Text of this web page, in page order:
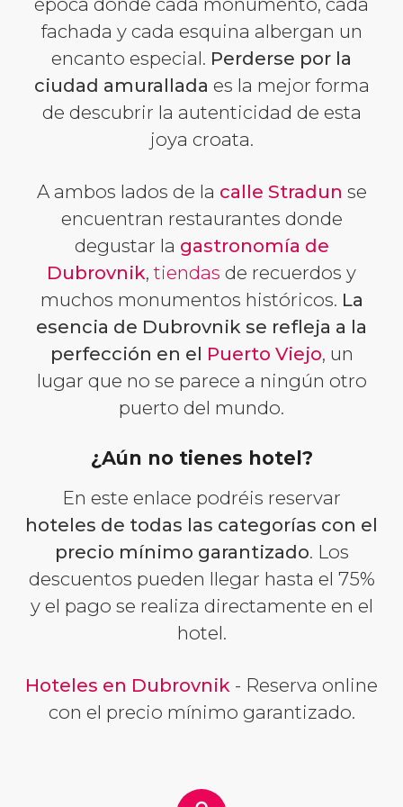
fachada y cada esquina albergan un
encanto especial. Perderse por la
ciudad amurallada es la mejor forma
de descubrir la autenticidad de esta
joya croata.
A ambos lados de la calle Stradun se
encuentran restaurantes donde
degustar la gastronomía de
Dubrovnik,tiendas de recuerdos y
muchos monumentos históricos. La
esencia de Dubrovnik se refleja a la
perfección en el Puerto Viejo, un
lugar que no se parece a ningún otro
puerto del mundo.
¿Aún no tienes hotel?
En este enlace podréis reservar
hoteles de todas las categorías con el
precio mínimo garantizado. Los
descuentos pueden llegar hasta el 75%
y el pago se realiza directamente en el
hotel.
Hoteles en Dubrovnik - Reserva online
con el precio mínimo garantizado.